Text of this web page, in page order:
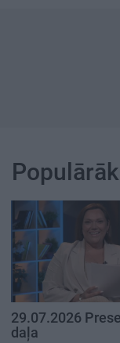
29.07.2026
daļa